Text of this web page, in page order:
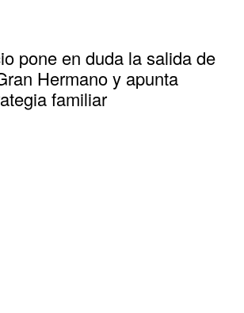
pone en duda la salida de
Hermano y apunta
familiar